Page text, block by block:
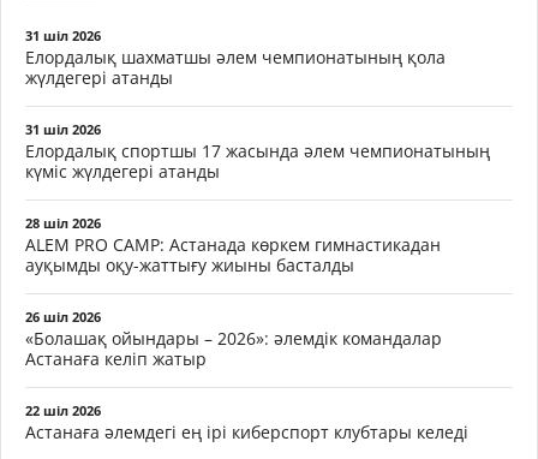
31 шіл 2026
Елордалық шахматшы әлем чемпионатының қола
жүлдегері атанды
31 шіл 2026
Елордалық спортшы 17 жасында әлем чемпионатының
күміс жүлдегері атанды
28 шіл 2026
ALEM PRO CAMP: Астанада көркем гимнастикадан
ауқымды оқу-жаттығу жиыны басталды
26 шіл 2026
«Болашақ ойындары – 2026»: әлемдік командалар
Астанаға келіп жатыр
22 шіл 2026
Астанаға әлемдегі ең ірі киберспорт клубтары келеді